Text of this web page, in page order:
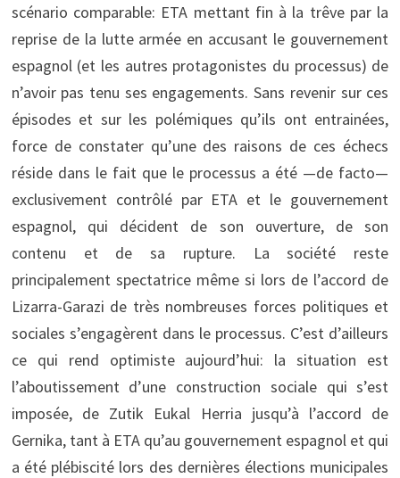
scénario comparable: ETA mettant fin à la trêve par la
reprise de la lutte armée en accusant le gouvernement
espagnol (et les autres protagonistes du processus) de
n’avoir pas tenu ses engagements. Sans revenir sur ces
épisodes et sur les polémiques qu’ils ont entrainées,
force de constater qu’une des raisons de ces échecs
réside dans le fait que le processus a été —de facto—
exclusivement contrôlé par ETA et le gouvernement
espagnol, qui décident de son ouverture, de son
contenu et de sa rupture. La société reste
principalement spectatrice même si lors de l’accord de
Lizarra-Garazi de très nombreuses forces politiques et
sociales s’engagèrent dans le processus. C’est d’ailleurs
ce qui rend optimiste aujourd’hui: la situation est
l’aboutissement d’une construction sociale qui s’est
imposée, de Zutik Eukal Herria jusqu’à l’accord de
Gernika, tant à ETA qu’au gouvernement espagnol et qui
a été plébiscité lors des dernières élections municipales